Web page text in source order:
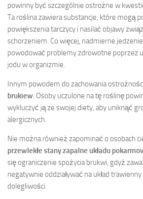
powinny być szczególnie ostrożne w
Ta roślina zawiera substancje, które mogą
powiększenia tarczycy i nasilać objawy
schorzeniem. Co więcej, nadmierne
powodować problemy zdrowotne poprzez
jodu w organizmie.
Innym powodem do zachowania
brukiew. Osoby uczulone na tę roślinę
wykluczyć ją ze swojej diety, aby uniknąć
alergicznych.
Nie można również zapominać o osobach
przewlekłe stany zapalne układu
się ograniczenie spożycia brukwi, gdyż
negatywnie oddziaływać na układ
dolegliwości.